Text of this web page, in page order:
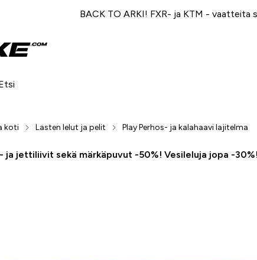
BACK TO ARKI! FXR- ja KTM -
koti Lasten lelut ja pelit Play Perhos- ja kalahaavi lajitelma
jettiliivit sekä märkäpuvut -50%! Vesileluja jopa -30%!